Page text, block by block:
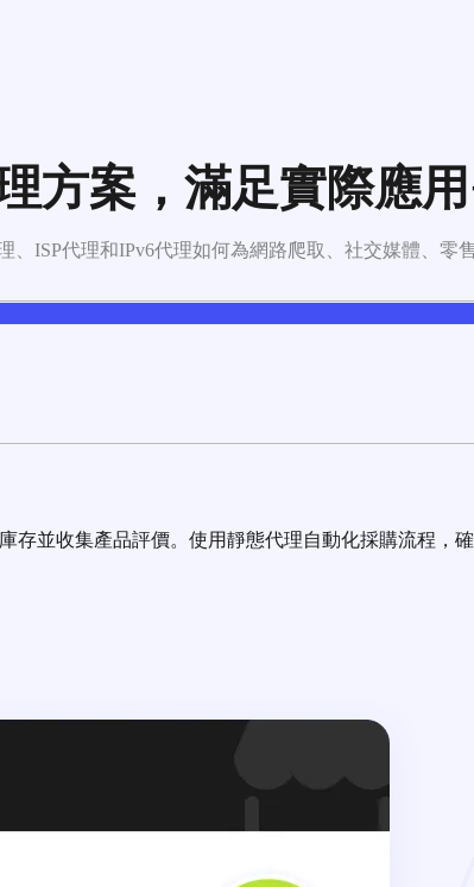
方案，滿足實際應
、ISP代理和IPv6代理如何為網路爬取、社交媒體、零
存並收集產品評價。使用靜態代理自動化採購流程，